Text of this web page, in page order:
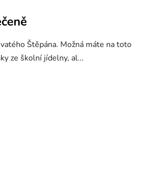
Štěpána. Možná máte na toto
ze školní jídelny, al...